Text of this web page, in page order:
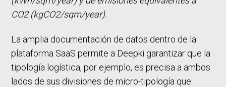
CO2 (kgCO2/sqm/year).
La amplia documentación de datos dentro de la
plataforma SaaS permite a Deepki garantizar que la
tipología logística, por ejemplo, es precisa a ambos
lados de sus divisiones de micro-tipología que